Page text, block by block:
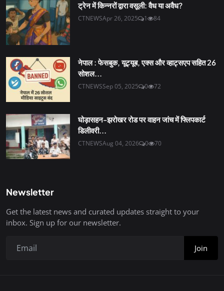
ट्रेन में किन्नरों द्वारा वसूली: वैध या अवैध?
CTNEWSApr 26, 2025 1 84
नेपाल : फेसबुक, यूट्यूब, एक्स और व्हाट्सएप सहित 26
सोशल...
CTNEWSSep 05, 2025 0 72
घोड़ासहन-झरोखर रोड पर वाहन जांच में फ्लिपकार्ट
डिलीवरी...
CTNEWSAug 04, 2026 0 70
Newsletter
Get the latest news and curated updates straight to your
inbox. Sign up for our newsletter.
Join